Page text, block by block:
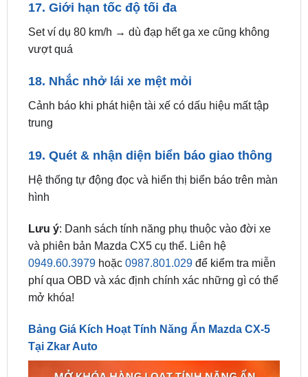
vượt quá
18. Nhắc nhở lái xe mệt mỏi
trung
19. Quét & nhận diện biển báo giao thông
hình
Lưu ý
0949.60.3979hoặc0987.801.029để kiểm tra miễn
phí qua OBD và xác định chính xác những gì có thể
mở khóa!
Bảng Giá Kích Hoạt Tính Năng Ẩn Mazda CX-5